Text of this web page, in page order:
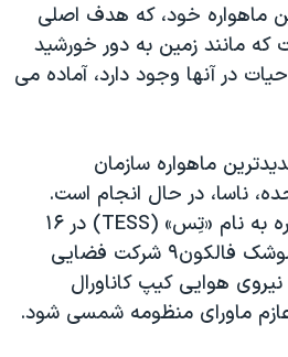
ایران
نوبل صلح
«سی‌پک»
ماهواره خود، که هدف اصلی
که مانند زمین به دور خورشید
در آنها وجود دارد، آماده می
ماهواره سازمان
ناسا، در حال انجام است.
به نام «تِس» (TESS
) در ۱۶
آوریل (۲۷ فروردین) با موشک فالکون‌۹ شرکت فضایی
هوایی کیپ کاناورال
عازم ماورای منظومه شمسی شود.